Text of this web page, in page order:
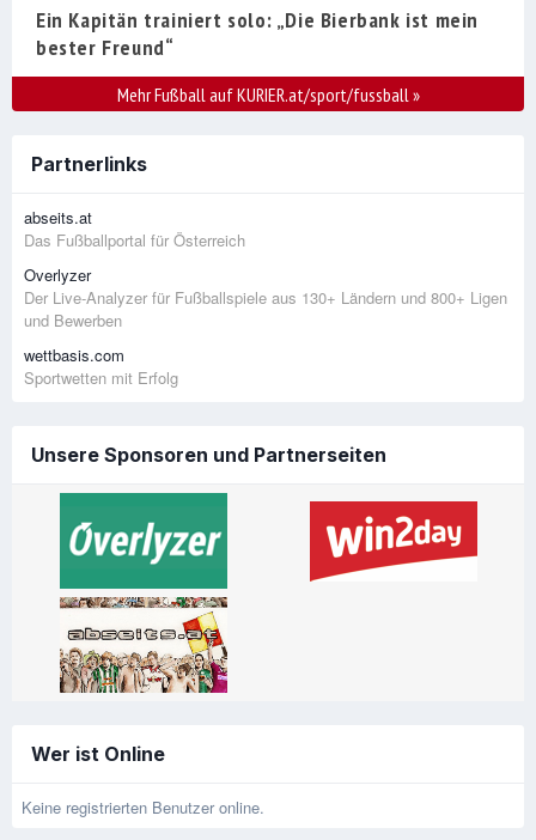
Ein Kapitän trainiert solo: „Die Bierbank ist mein
bester Freund“
Mehr Fußball auf KURIER.at/sport/fussball»
Partnerlinks
abseits.at
Das Fußballportal für Österreich
Overlyzer
Der Live-Analyzer für Fußballspiele aus 130+ Ländern und 800+ Ligen
und Bewerben
wettbasis.com
Sportwetten mit Erfolg
Unsere Sponsoren und Partnerseiten
Wer ist Online
Keine registrierten Benutzer online.